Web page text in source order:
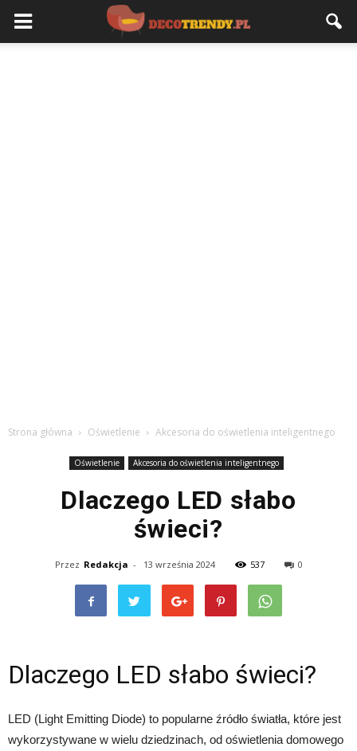
Strona główna Oświetlenie Akcesoria do oświetlenia inteligentnego
Oświetlenie Akcesoria do oświetlenia inteligentnego
Dlaczego LED słabo
świeci?
Przez Redakcja - 13 września 2024 537 0
Dlaczego LED słabo świeci?
LED (Light Emitting Diode) to popularne źródło światła, które jest
wykorzystywane w wielu dziedzinach, od oświetlenia domowego